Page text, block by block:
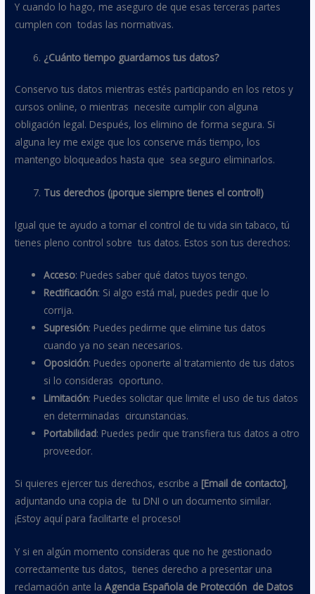
Y cuando lo hago, me aseguro de que esas terceras partes
cumplen con todas las normativas.
¿Cuánto tiempo guardamos tus datos?
Conservo tus datos mientras estés participando en los retos y
cursos online, o mientras necesite cumplir con alguna
obligación legal. Después, los elimino de forma segura. Si
alguna ley me exige que los conserve más tiempo, los
mantengo bloqueados hasta que sea seguro eliminarlos.
Tus derechos (¡porque siempre tienes el control!)
Igual que te ayudo a tomar el control de tu vida sin tabaco, tú
tienes pleno control sobre tus datos. Estos son tus derechos:
Acceso: Puedes saber qué datos tuyos tengo.
Rectificación: Si algo está mal, puedes pedir que lo
corrija.
Supresión: Puedes pedirme que elimine tus datos
cuando ya no sean necesarios.
Oposición: Puedes oponerte al tratamiento de tus datos
si lo consideras oportuno.
Limitación: Puedes solicitar que limite el uso de tus datos
en determinadas circunstancias.
Portabilidad: Puedes pedir que transfiera tus datos a otro
proveedor.
Si quieres ejercer tus derechos, escribe a [Email de contacto],
adjuntando una copia de tu DNI o un documento similar.
¡Estoy aquí para facilitarte el proceso!
Y si en algún momento consideras que no he gestionado
correctamente tus datos, tienes derecho a presentar una
reclamación ante laAgencia Española de Protección de Datos